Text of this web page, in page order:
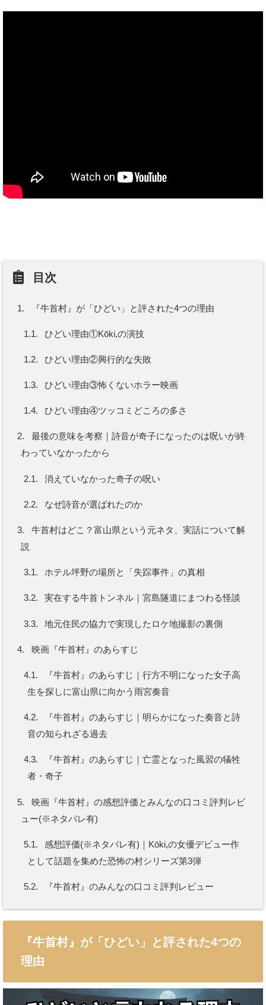
目次
1. 『牛首村』が「ひどい」と評された4つの理由
1.1. ひどい理由①Kōki,の演技
1.2. ひどい理由②興行的な失敗
1.3. ひどい理由③怖くないホラー映画
1.4. ひどい理由④ツッコミどころの多さ
2.
最後の意味を考察｜詩音が奇子になったのは呪いが終
わっていなかったから
2.1. 消えていなかった奇子の呪い
2.2. なぜ詩音が選ばれたのか
3.
牛首村はどこ？富山県という元ネタ、実話について解
説
3.1. ホテル坪野の場所と「失踪事件」の真相
3.2. 実在する牛首トンネル｜宮島隧道にまつわる怪談
3.3. 地元住民の協力で実現したロケ地撮影の裏側
4. 映画『牛首村』のあらすじ
4.1.
『牛首村』のあらすじ｜行方不明になった女子高
生を探しに富山県に向かう雨宮奏音
4.2.
『牛首村』のあらすじ｜明らかになった奏音と詩
音の知られざる過去
4.3.
『牛首村』のあらすじ｜亡霊となった風習の犠牲
者・奇子
5.
映画『牛首村』の感想評価とみんなの口コミ評判レビ
ュー(※ネタバレ有)
5.1.
感想評価(※ネタバレ有)｜Kōki,の女優デビュー作
として話題を集めた恐怖の村シリーズ第3弾
5.2. 『牛首村』のみんなの口コミ評判レビュー
『牛首村』が「ひどい」と評された4つの
理由